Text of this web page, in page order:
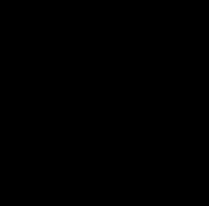
дней получил. Качество отличное, все